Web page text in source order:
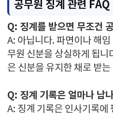
공무원 징계 관련 FAQ
Q: 징계를 받으면 무조건
A: 아닙니다. 파면이나 해
무원 신분을 상실하게 됩
은 신분을 유지한 채로 받
Q: 징계 기록은 얼마나 남
A: 징계 기록은 인사기록에